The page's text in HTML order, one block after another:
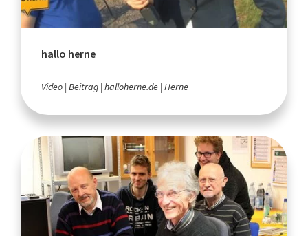
hallo herne
Video Beitrag halloherne.de Herne